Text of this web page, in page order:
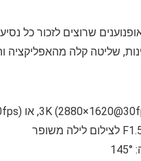
שרוצים לזכור כל
שליטה קלה מהאפליקציה